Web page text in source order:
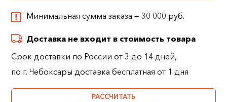
Минимальная сумма заказа — 30 000 руб.
Доставка не входит в стоимость товара
Срок доставки по России от 3 до 14 дней,
по г. Чебоксары доставка бесплатная от 1 дня
РАССЧИТАТЬ